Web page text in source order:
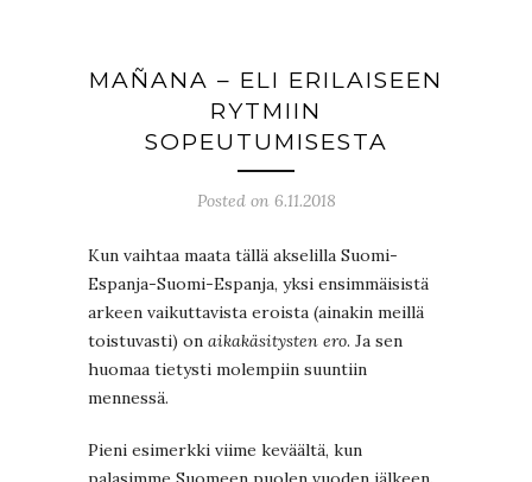
MAÑANA – ELI ERILAISEEN
RYTMIIN
SOPEUTUMISESTA
Posted on 6.11.2018
Kun vaihtaa maata tällä akselilla Suomi-
Espanja-Suomi-Espanja, yksi ensimmäisistä
arkeen vaikuttavista eroista (ainakin meillä
toistuvasti) on aikakäsitysten ero. Ja sen
huomaa tietysti molempiin suuntiin
mennessä.
Pieni esimerkki viime keväältä, kun